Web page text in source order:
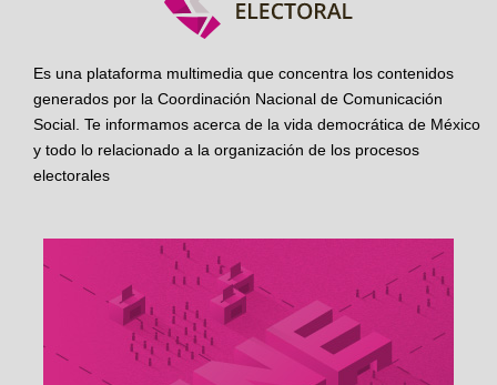
Es una plataforma multimedia que concentra los contenidos
generados por la Coordinación Nacional de Comunicación
Social. Te informamos acerca de la vida democrática de México
y todo lo relacionado a la organización de los procesos
electorales